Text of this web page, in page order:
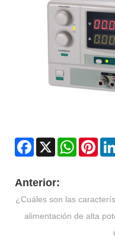
Facebook
X WhatsApp
Anterior:
¿Cuáles son las
alimentación de alta